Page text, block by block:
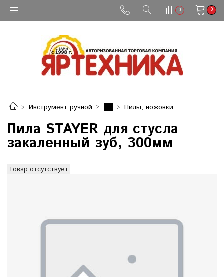
0 0
Инструмент ручной - Пилы, ножовки
Пила STAYER для стусла
закаленный зуб, 300мм
Товар отсутствует